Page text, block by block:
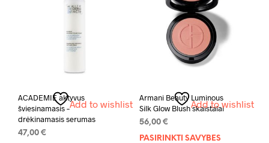
Add to wishlist
ACADEMIE aktyvus
šviesinamasis –
drėkinamasis serumas
47,00 €
Add to wishlist
Armani Beauty Luminous
Silk Glow Blush skaistalai
56,00 €
PASIRINKTI SAVYBES